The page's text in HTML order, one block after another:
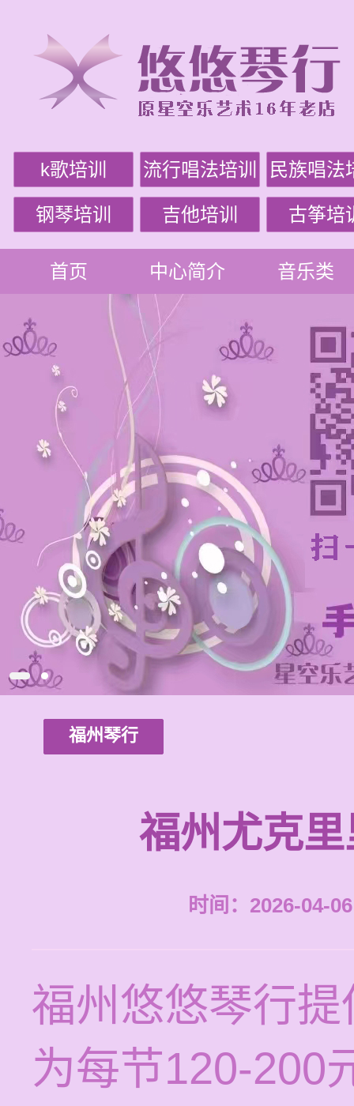
k歌培训 流行唱法培训 民族唱法
钢琴培训 吉他培训 古筝培
首页 中心简介 音乐类
福州琴行
福州尤克
时间：2026-04-
福州悠悠琴行
为每节120-200